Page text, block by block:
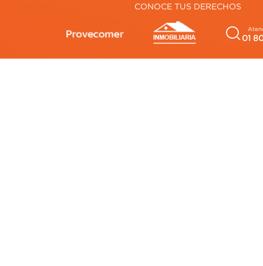
CONOCE TUS DERECHOS
01